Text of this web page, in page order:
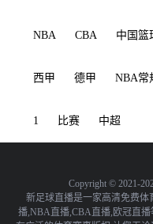
NBA CBA 中国篮
西甲 德甲 NBA常
1 比赛 中超
Copyright © 2021-
新足球直播是一家高清免费体
播,NBA直播,CBA直播,欧冠直